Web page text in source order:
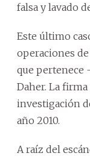
falsa y lavado
Este último
operaciones
que pertenece
Daher. La
investigación
año 2010.
A raíz del